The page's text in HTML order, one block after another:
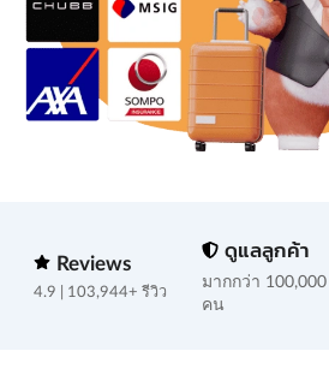
Reviews
4.9 | 103,944+ รีวิว
ดูแลลูกค้า
มากกว่า 100,000
คน